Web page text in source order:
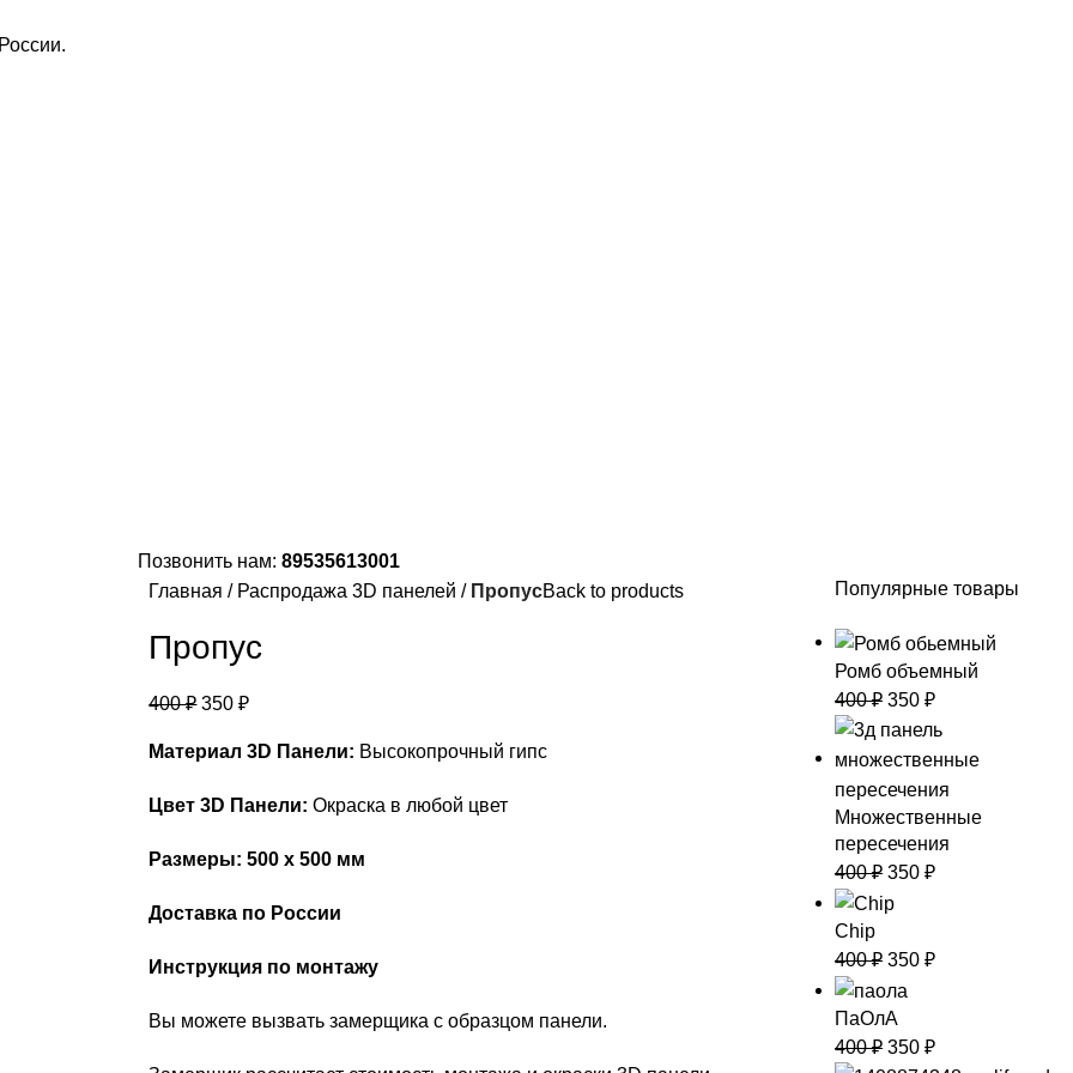
Позвонить нам: 89535613001
Главная
Распродажа 3D панелей ПропусBack to products
Пропус
400₽ 350₽
Материал 3D Панели: Высокопрочный гипс
Цвет 3D Панели: Окраска в любой цвет
Размеры: 500 х 500 мм
Доставка по России
Инструкция по монтажу
Вы можете вызвать замерщика с образцом панели.
Популярные товары
Ромб объемный
400₽ 350 ₽
Множественные
пересечения
400₽ 350 ₽
Сhip
400₽ 350 ₽
ПаОлА
400₽ 350 ₽